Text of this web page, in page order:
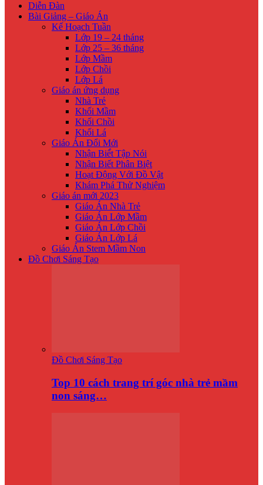
Diễn Đàn
Bài Giảng – Giáo Án
Kế Hoạch Tuần
Lớp 19 – 24 tháng
Lớp 25 – 36 tháng
Lớp Mầm
Lớp Chồi
Lớp Lá
Giáo án ứng dụng
Nhà Trẻ
Khối Mầm
Khối Chồi
Khối Lá
Giáo Án Đổi Mới
Nhận Biế́t Tập Nói
Nhận Biết Phân Biệt
Hoạt Động Với Đồ Vật
Khám Phá Thử Nghiệm
Giáo án mới 2023
Giáo Án Nhà Trẻ
Giáo Án Lớp Mầm
Giáo Án Lớp Chồi
Giáo Án Lớp Lá
Giáo Án Stem Mầm Non
Đồ Chơi Sáng Tạo
Đồ Chơi Sáng Tạo
Top 10 cách trang trí góc nhà trẻ mầm
non sáng…